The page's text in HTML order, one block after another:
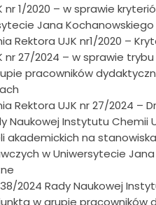
nr 1/2020 – w sprawie
Jana Kochanowskiego
Rektora UJK nr1/2020 –
nr 27/2024 – w sprawie
pracowników
Rektora UJK nr 27/2024
Naukowej Instytutu
akademickich na
w Uniwersytecie
38/2024 Rady Naukowej
w grupie